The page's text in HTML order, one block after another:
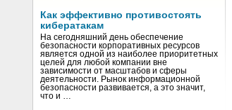
Как эффективно противостоять
кибератакам
На сегодняшний день обеспечение
безопасности корпоративных ресурсов
является одной из наиболее приоритетных
целей для любой компании вне
зависимости от масштабов и сферы
деятельности. Рынок информационной
безопасности развивается, а это значит,
что и …